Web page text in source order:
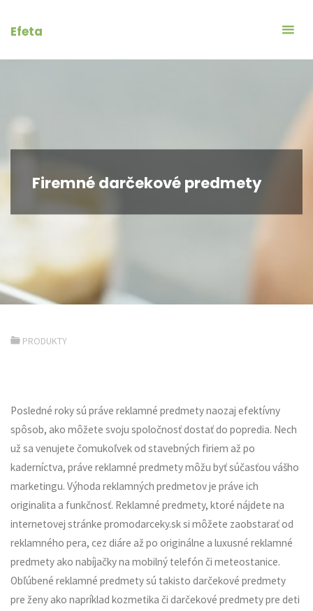
Efeta
Firemné darčekové predmety
PRODUKTY
Posledné roky sú práve reklamné predmety naozaj efektívny
spôsob, ako môžete svoju spoločnosť dostať do popredia. Nech
už sa venujete čomukoľvek od stavebných firiem až po
kaderníctva, práve reklamné predmety môžu byť súčasťou vášho
marketingu. Výhoda reklamných predmetov je práve ich
originalita a funkčnosť. Reklamné predmety, ktoré nájdete na
internetovej stránke promodarceky.sk si môžete zaobstarať od
reklamného pera, cez diáre až po originálne a luxusné reklamné
predmety ako nabíjačky na mobilný telefón či meteostanice.
Obľúbené reklamné predmety sú takisto darčekové predmety
pre ženy ako napríklad kozmetika či darčekové predmety pre deti